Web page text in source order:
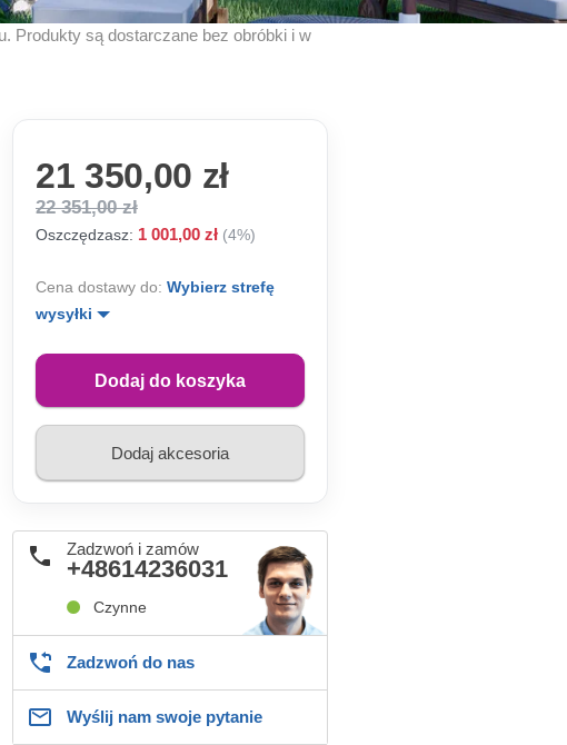
Produkty są dostarczane bez obróbki i w
21 350,00 zł
22 351,00 zł
Oszczędzasz: 1 001,00 zł (4%)
Cena dostawy do: Wybierz strefę
wysyłki
Dodaj do koszyka
Dodaj akcesoria
Zadzwoń i zamów
+48614236031
Czynne
Zadzwoń do nas
Wyślij nam swoje pytanie